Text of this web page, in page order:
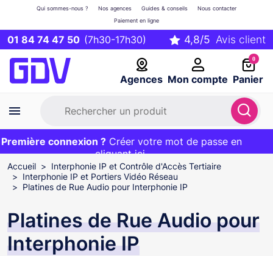
01 84 74 47 50 (7h30-17h30)
Agences Mon compte
Qui sommes-nous ? Nos agences Guides & conseils
Nous contacter
Paiement en ligne
0
Panier
Première commande ?20€ OFFERT sur votre panier
et livraison 24/48h gratuite avec le codeBIENVENUE
connexion ? Créer votre mot de passe en
cliquant ici
EXCLU WEB :
Accueil
Interphonie IP et Contrôle d'Accès Tertiaire
Interphonie IP et Portiers Vidéo Réseau
Platines de Rue Audio pour Interphonie IP
Platines de Rue Audio pour
Interphonie IP